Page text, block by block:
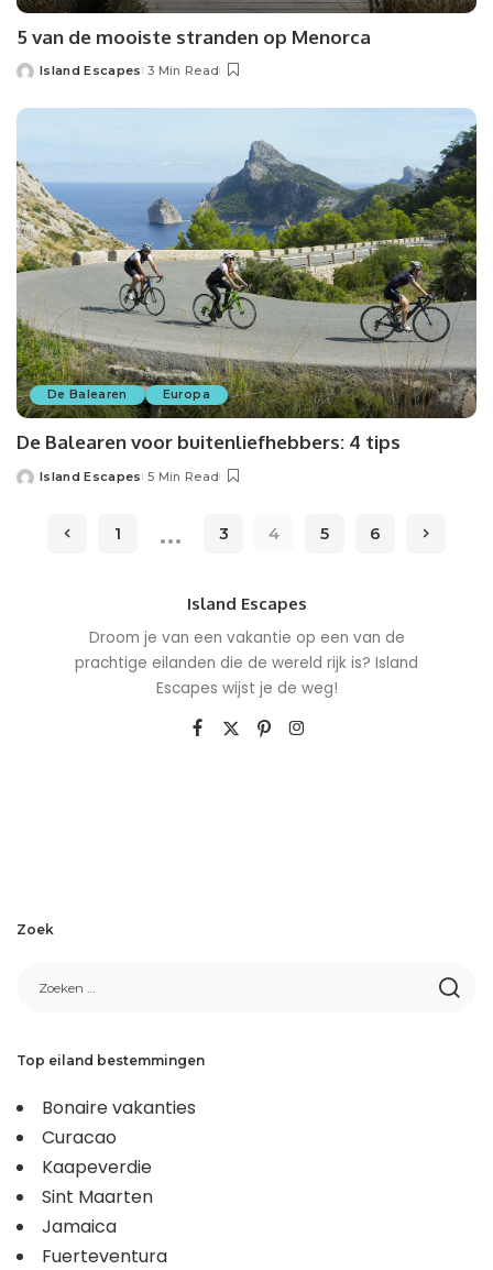
5 van de mooiste stranden op Menorca
Posted
Island Escapes 3 Min Read
De Balearen Europa
De Balearen voor buitenliefhebbers: 4 tips
Posted
Island Escapes 5 Min Read
1 … 3 4 5 6
Island Escapes
Droom je van een vakantie op een van de
prachtige eilanden die de wereld rijk is? Island
Escapes wijst je de weg!
Zoek
Top eiland bestemmingen
Bonaire vakanties
Curacao
Kaapeverdie
Sint Maarten
Jamaica
Fuerteventura